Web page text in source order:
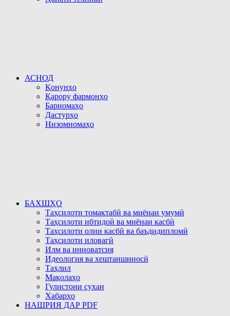
АСНОД
Қонунҳо
Қарору фармонҳо
Барномаҳо
Дастурҳо
Низомномаҳо
БАХШҲО
Таҳсилоти томактабӣ ва миёнаи умумӣ
Таҳсилоти ибтидоӣ ва миёнаи касбӣ
Таҳсилоти олии касбӣ ва баъдидипломӣ
Таҳсилоти иловагӣ
Илм ва инноватсия
Идеология ва хештаншиносӣ
Таҳлил
Мақолаҳо
Гулистони сухан
Хабарҳо
НАШРИЯ ДАР PDF